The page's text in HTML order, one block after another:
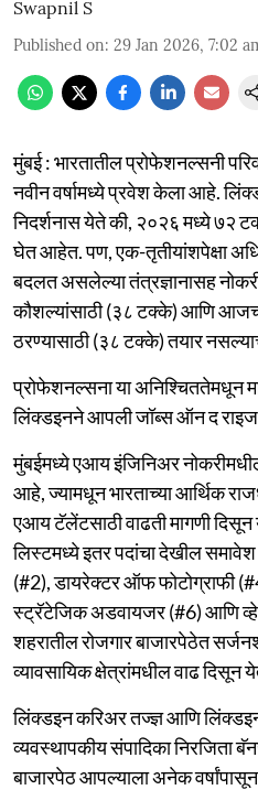
Swapnil S
Published on: 29 Jan 2026, 7:02
मुंबई : भारतातील प्रोफेशनल्सनी
नवीन वर्षामध्ये प्रवेश केला आहे.
निदर्शनास येते की, २०२६ मध्ये ७२
घेत आहेत. पण, एक-तृतीयांशपेक्षा
बदलत असलेल्या तंत्रज्ञानासह
कौशल्यांसाठी (३८ टक्के) आणि
ठरण्यासाठी (३८ टक्के) तयार
प्रोफेशनल्सना या अनिश्चिततेमधून
लिंक्डइनने आपली जॉब्स ऑन द
मुंबईमध्ये एआय इंजिनिअर
आहे, ज्यामधून भारताच्या आर्थिक
एआय टॅलेंटसाठी वाढती मागणी दिसून
लिस्टमध्ये इतर पदांचा देखील
(#2), डायरेक्टर ऑफ फोटोग्राफी
स्ट्रॅटेजिक अडवायजर (#6) आणि
शहरातील रोजगार बाजारपेठेत
व्यावसायिक क्षेत्रांमधील वाढ दिसून
लिंक्डइन करिअर तज्ज्ञ आणि लिंक्डइन
व्यवस्थापकीय संपादिका निरजिता
बाजारपेठ आपल्याला अनेक